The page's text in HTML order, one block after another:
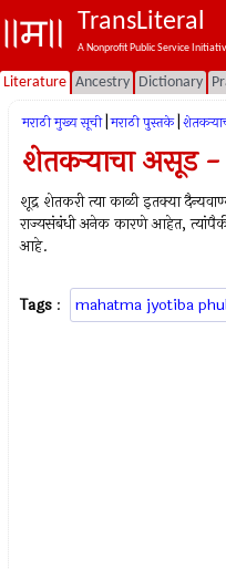
TransLiteral
A Nonprofit Public Service
Literature Ancestry Dictionary
मराठी मुख्य सूची मराठी पुस्तके
शेतकर्‍याचा असूड -
शूद्र शेतकरी त्या काळी इतक्या
राज्यसंबंधी अनेक कारणे आहेत,
आहे.
Tags : mahatma jyotiba